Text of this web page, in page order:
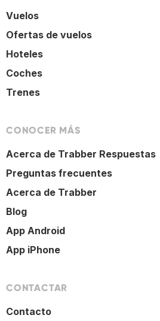
Vuelos
Ofertas de vuelos
Hoteles
Coches
Trenes
CONOCER MÁS
Acerca de Trabber Respuestas
Preguntas frecuentes
Acerca de Trabber
Blog
App Android
App iPhone
CONTACTAR
Contacto